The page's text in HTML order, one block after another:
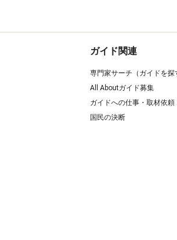
ガイド関連
専門家サーチ（ガイドを探
All Aboutガイド募集
ガイドへの仕事・取材依頼
国民の決断